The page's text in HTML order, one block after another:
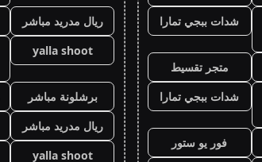
شدات ببجي تمارا
متجر تقسيط
شدات ببجي تمارا
فور يو ستور
ريال مدريد مباشر
yalla shoot
برشلونة مباشر
ريال مدريد مباشر
yalla shoot